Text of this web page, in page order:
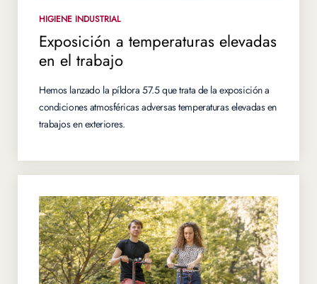
HIGIENE INDUSTRIAL
Exposición a temperaturas elevadas
en el trabajo
Hemos lanzado la píldora 57.5 que trata de la exposición a
condiciones atmosféricas adversas temperaturas elevadas en
trabajos en exteriores.